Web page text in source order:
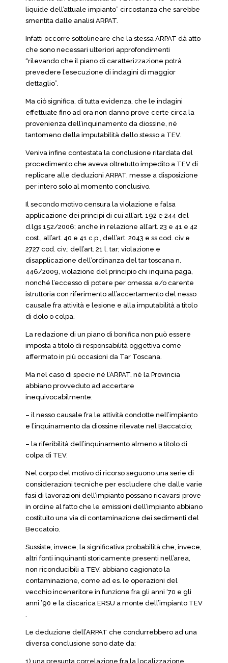
liquide dell’attuale impianto” circostanza che sarebbe
smentita dalle analisi ARPAT.
Infatti occorre sottolineare che la stessa ARPAT dà atto
che sono necessari ulteriori approfondimenti
“rilevando che il piano di caratterizzazione potrà
prevedere l’esecuzione di indagini di maggior
dettaglio”.
Ma ciò significa, di tutta evidenza, che le indagini
effettuate fino ad ora non danno prove certe circa la
provenienza dell’inquinamento da diossine, né
tantomeno della imputabilità dello stesso a TEV.
Veniva infine contestata la conclusione ritardata del
procedimento che aveva oltretutto impedito a TEV di
replicare alle deduzioni ARPAT, messe a disposizione
per intero solo al momento conclusivo.
Il secondo motivo censura la violazione e falsa
applicazione dei principi di cui all’art. 192 e 244 del
d.lgs 152/2006; anche in relazione all’art. 23 e 41 e 42
cost., all’art. 40 e 41 c.p., dell’art. 2043 e ss cod. civ e
2727 cod. civ.; dell’art. 21 l. tar; violazione e
disapplicazione dell’ordinanza del tar toscana n.
446/2009, violazione del principio chi inquina paga,
nonché l’eccesso di potere per omessa e/o carente
istruttoria con riferimento all’accertamento del nesso
causale fra attività e lesione e alla imputabilità a titolo
di dolo o colpa.
La redazione di un piano di bonifica non può essere
imposta a titolo di responsabilità oggettiva come
affermato in più occasioni da Tar Toscana.
Ma nel caso di specie né l’ARPAT, né la Provincia
abbiano provveduto ad accertare
inequivocabilmente:
– il nesso causale fra le attività condotte nell’impianto
e l’inquinamento da diossine rilevate nel Baccatoio;
– la riferibilità dell’inquinamento almeno a titolo di
colpa di TEV.
Nel corpo del motivo di ricorso seguono una serie di
considerazioni tecniche per escludere che dalle varie
fasi di lavorazioni dell’impianto possano ricavarsi prove
in ordine al fatto che le emissioni dell’impianto abbiano
costituito una via di contaminazione dei sedimenti del
Beccatoio.
Sussiste, invece, la significativa probabilità che, invece,
altri fonti inquinanti storicamente presenti nell’area,
non riconducibili a TEV, abbiano cagionato la
contaminazione, come ad es. le operazioni del
vecchio inceneritore in funzione fra gli anni ‘70 e gli
anni ’90 e la discarica ERSU a monte dell’impianto TEV
.
Le deduzione dell’ARPAT che condurrebbero ad una
diversa conclusione sono date da:
1) una presunta correlazione fra la localizzazione